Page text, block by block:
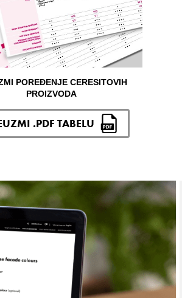
POREĐENJE CERESITOVIH
PROIZVODA
.PDF TABELU